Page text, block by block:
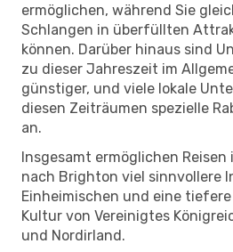
ermöglichen, während Sie
Schlangen in überfüllten
können. Darüber hinaus sind
zu dieser Jahreszeit im
günstiger, und viele lokale
diesen Zeiträumen spezielle
an.
Insgesamt ermöglichen Reisen
nach Brighton viel sinnvollere
Einheimischen und eine
Kultur von Vereinigtes
und Nordirland.